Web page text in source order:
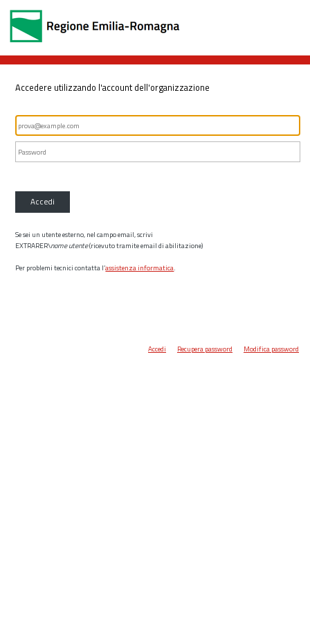
Accedere utilizzando l'account dell'organizzazione
Accedi
Se sei un utente esterno, nel campo email, scrivi
EXTRARER\nome utente(ricevuto tramite email di abilitazione)
Per problemi tecnici contatta l’assistenza informatica.
Accedi Recupera password Modifica password